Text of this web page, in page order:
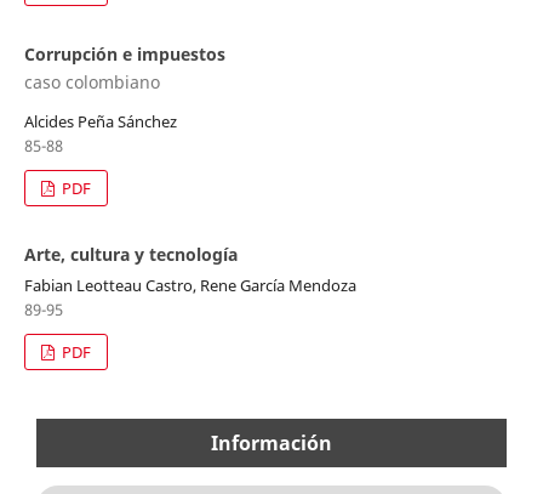
Corrupción e impuestos
caso colombiano
Alcides Peña Sánchez
85-88
PDF
Arte, cultura y tecnología
Fabian Leotteau Castro, Rene García Mendoza
89-95
PDF
Información